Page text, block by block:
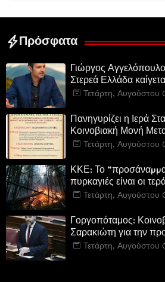
Πρόσφατα
Γιώργος
Στερεά Ελλάδα
Περιφερειακή Αρχή
Τετάρτη, Αυγούστου
Πανηγυρίζει η Ιερά
Κοινοβιακή Μονή
Σωτήρος Καμενων
Τετάρτη, Αυγούστου
ΚΚΕ: Το
πυρκαγιές είναι οι
µέσα και προσωπικό
Τετάρτη, Αυγούστου
Γοργοπόταμος:
Σαρακιώτη για την
εμβληματικού φυσικού
Τετάρτη, Αυγούστου